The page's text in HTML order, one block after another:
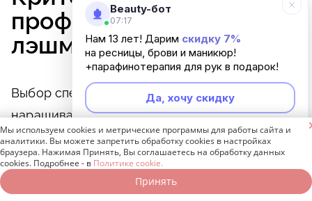
профессионального
лэшмейкера
Выбор специалистов, проводящих
наращивание ресниц, – лэшмейкеров –
достаточно большой. Однако профессионалы
не рекомендуют проводить процедуру на
дому. Во-первых, в домашних условиях
Beauty-бот
07:17
Нам 13 лет! Дарим скидку 7%
на ресницы, брови и маникюр!
+парафинотерапия для рук в подарок!
Да, хочу скидку
Неинтересно
Мы используем cookies и метрические программы для работы сайта и
аналитики. Вы можете запретить обработку cookies в настройках
браузера. Нажимая Принять, Вы соглашаетесь на обработку данных
cookies. Подробнее - в Политике cookie.
Принять